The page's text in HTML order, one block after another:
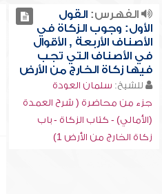
الفهرس:القول
الأول: وجوب الزكاة في
الأصناف الأربعة , الأقوال
في الأصناف التي تجب
فيها زكاة الخارج من الأرض
للشيخ: سلمان العودة
جزء من محاضرة ( شرح العمدة
(الأمالي) - كتاب الزكاة - باب
زكاة الخارج من الأرض 1)